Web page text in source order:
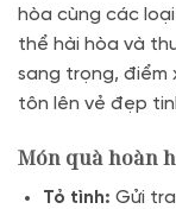
hòa cùng các
thể hài hòa và
sang trọng, điểm
tôn lên vẻ đẹp
Món quà hoàn
Tỏ tình: Gửi